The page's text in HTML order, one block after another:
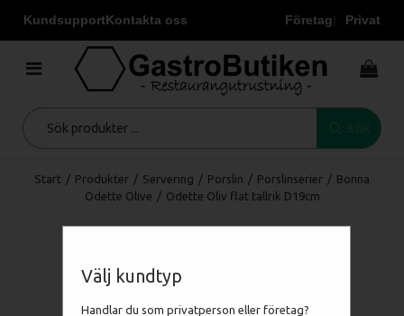
KundsupportKontakta oss Företag Privat
Välj kundtyp
Handlar du som privatperson eller företag?
Start / Produkter / Servering / Porslin / Porslinserier / Bonna
Odette Olive / Odette Oliv flat tallrik D19cm